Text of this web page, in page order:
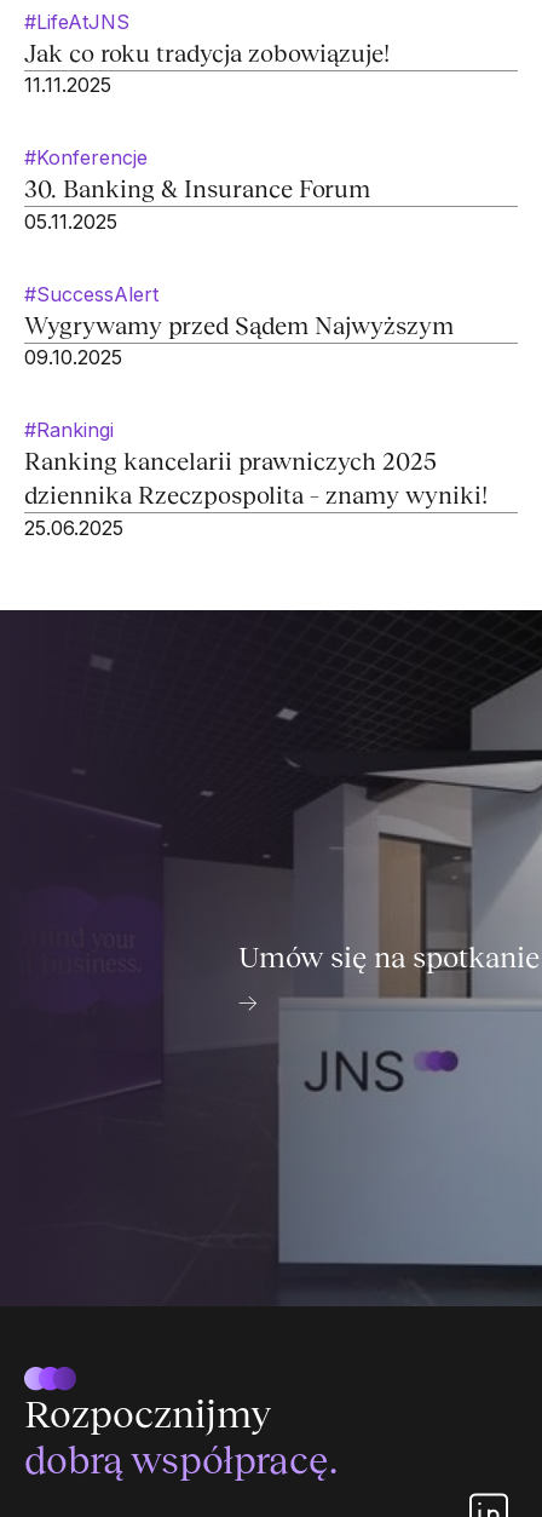
#LifeAtJNS
Jak co roku tradycja zobowiązuje!
11.11.2025
#Konferencje
30. Banking & Insurance Forum
05.11.2025
#SuccessAlert
Wygrywamy przed Sądem Najwyższym
09.10.2025
#Rankingi
Ranking kancelarii prawniczych 2025
dziennika Rzeczpospolita – znamy wyniki!
25.06.2025
Umów się na spotkanie
→
Rozpocznijmy
dobrą współpracę.